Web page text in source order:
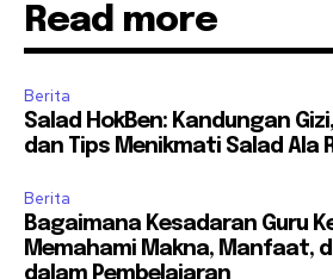
Read more
Berita
Salad HokBen: Kandungan
dan Tips Menikmati Salad Ala
Berita
Bagaimana Kesadaran Guru
Memahami Makna, Manfaat,
dalam Pembelajaran